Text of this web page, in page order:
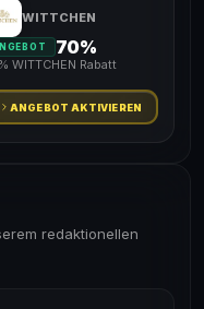
WITTCHEN
70%
WITTCHEN Rabatt
ANGEBOT AKTIVIEREN
redaktionellen